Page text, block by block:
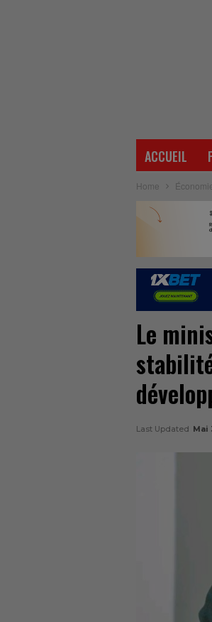
ACCUEIL
Home
Le
Last Updated Mai